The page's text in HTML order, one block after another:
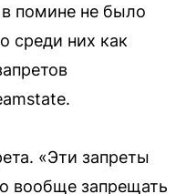
помине не было
среди них как
«Эти запреты
вообще запрещать